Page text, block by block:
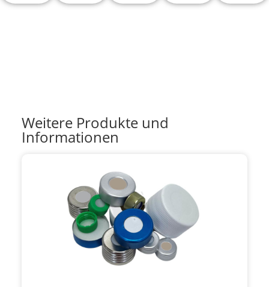
Weitere Produkte und
Informationen